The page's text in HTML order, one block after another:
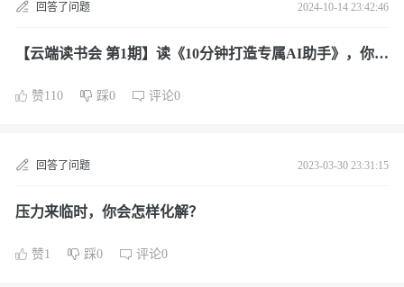
回答了问题 2024-10-14 23:42:46
【云端读书会 第1期】读《10分钟打造专属AI助手》，你有
赞110 踩0 评论0
回答了问题 2023-03-30 23:31:15
压力来临时，你会怎样化解？
赞1 踩0 评论0